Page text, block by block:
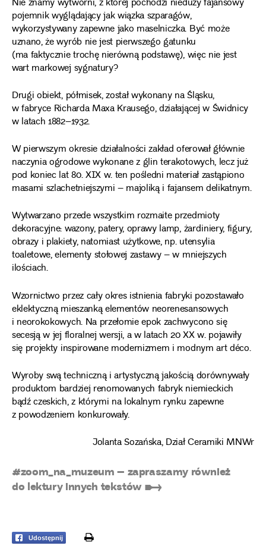
Nie znamy wytwórni, z której pochodzi nieduży fajansowy
pojemnik wyglądający jak wiązka szparagów,
wykorzystywany zapewne jako maselniczka. Być może
uznano, że wyrób nie jest pierwszego gatunku
(ma faktycznie trochę nierówną podstawę), więc nie jest
wart markowej sygnatury?
Drugi obiekt, półmisek, został wykonany na Śląsku,
w fabryce Richarda Maxa Krausego, działającej w Świdnicy
w latach 1882–1932.
W pierwszym okresie działalności zakład oferował głównie
naczynia ogrodowe wykonane z glin terakotowych, lecz już
pod koniec lat 80. XIX w. ten pośledni materiał zastąpiono
masami szlachetniejszymi – majoliką i fajansem delikatnym.
Wytwarzano przede wszystkim rozmaite przedmioty
dekoracyjne: wazony, patery, oprawy lamp, żardiniery, figury,
obrazy i plakiety, natomiast użytkowe, np. utensylia
toaletowe, elementy stołowej zastawy – w mniejszych
ilościach.
Wzornictwo przez cały okres istnienia fabryki pozostawało
eklektyczną mieszanką elementów neorenesansowych
i neorokokowych. Na przełomie epok zachwycono się
secesją w jej floralnej wersji, a w latach 20 XX w. pojawiły
się projekty inspirowane modernizmem i modnym art déco.
Wyroby swą techniczną i artystyczną jakością dorównywały
produktom bardziej renomowanych fabryk niemieckich
bądź czeskich, z którymi na lokalnym rynku zapewne
z powodzeniem konkurowały.
Jolanta Sozańska, Dział Ceramiki MNWr
#zoom_na_muzeum – zapraszamy również
do lektury innych tekstów ➸
Udostępnij print